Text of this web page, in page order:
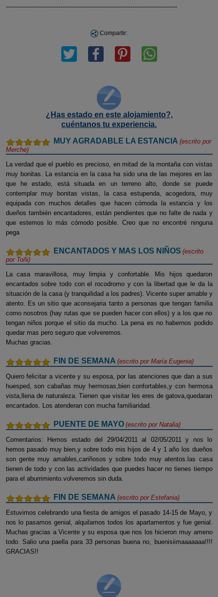
----------------------------------------------------------------------------------------
Compartir:
¿Has estado en este alojamiento?,
cuéntanos tu experiencia.
MUY AGRADABLE LA ESTANCIA (escrito por
Merche)
La verdad que el pueblo es precioso, en mitad de la montaña con vistas
muy bonitas. La estancia en la casa ha sido una de las mejores en las
que he estado, está situada en un terreno alto, donde se puede
contemplar muy bonitas vistas, la casa estupenda, acogedora, muy
equipada con muchos detalles que hacen cómoda la estancia y los
dueños también encantadores, están pendientes que no falte de nada y
que estemos lo más cómodo posible. Creo que no encontré ninguna
pega
ENCANTADOS Y MAS LOS NIÑOS (escrito
por Toñi)
La casa maravillosa, muy limpia y confortable. Mis hijos quedaron
encantados sobre todo con el rocodromo y con la libertad que le da la
situación de la casa (y tranquilidad a los padres). Vicente super amable y
atento. Es un sitio que aconsejaria tanto a personas que tengan familia
como nosotros (hay rutas que se pueden hacer con ellos) y a los que no
tengan niños porque el sitio da mucho. La pena es no habernos podido
quedar mas pero seguro que volveremos.
Muchas gracias.
FIN DE SEMANA (escrito por María Eugenia)
Quiero felicitar a vicente y su esposa, por las atenciones que dan a sus
huesped, son cabañas muy hermosas,bien confortables,y con hermosa
vista,llena de naturaleza. Tienen que visitar les eres de gatova,quedaran
encantados. Los atenderan con mucha familiaridad.
PUENTE DE MAYO (escrito por Natalia)
Comentarios: Hemos estado del 29/04/2011 al 02/05/2011 y nos lo
hemos pasado muy bien,y sobre todo mis hijos de 4 y 1 año los dueños
son gente muy amables,cariñosos y sobre todo muy atentos.las casa
tienen de todo y con las actividades que puedes hacer no tienes tiempo
para el aburrimiento.volveremos sin duda.
FIN DE SEMANA (escrito por Estefania)
Estuvimos celebrando una fiesta de amigos el pasado 14-15 de Mayo, y
nos lo pasamos genial, alquilamos todos los apartamentos y fue genial.
Muchas gracias a Vicente y su esposa que nos los hicieron muy ameno
todo. Salio una paella para 33 personas buena no, buenisiimaaaaaaa!!!!
GRACIAS!!